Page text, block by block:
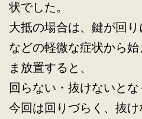
状でした。
大抵の場合は、鍵が回
などの軽微な症状から
ま放置すると、
回らない・抜けないとな
今回は回りづらく、抜け